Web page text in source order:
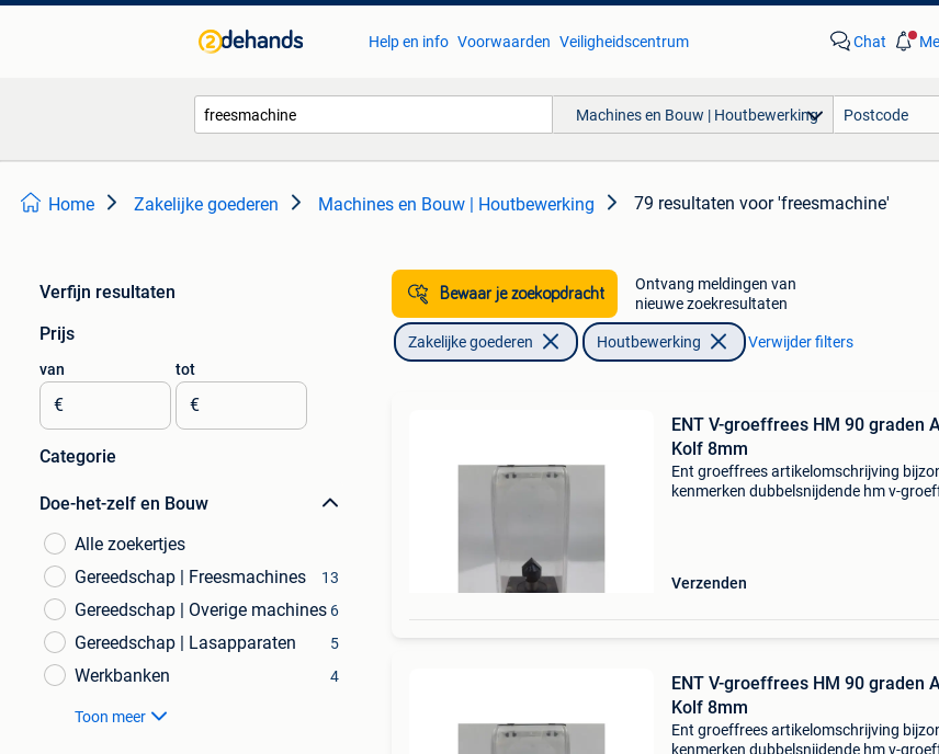
Help en info Voorwaarden Veiligheidscentrum Chat
Machines en Bouw | Houtbewerking
Home Zakelijke goederen Machines en Bouw | Houtbewerking 79 resultaten voor 'freesmachine'
Verfijn resultaten
Prijs
van
€
tot
€
Categorie
Doe-het-zelf en Bouw
Alle zoekertjes
Gereedschap | Freesmachines
13
Gereedschap | Overige machines 6
Gereedschap | Lasapparaten 5
Werkbanken 4
Toon meer
Bewaar je zoekopdracht
Ontvang meldingen van
nieuwe zoekresultaten
Zakelijke goederen Houtbewerking Verwijder filters
ENT V-groeffrees HM 90 graden
Kolf 8mm
Ent groeffrees artikelomschrijving
kenmerken dubbelsnijdende hm v-
Verzenden
ENT V-groeffrees HM 90 graden
Kolf 8mm
Ent groeffrees artikelomschrijving
kenmerken dubbelsnijdende hm v-